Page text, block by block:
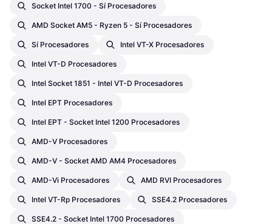
Socket Intel 1700 - Sí Procesadores
AMD Socket AM5 - Ryzen 5 - Sí Procesadores
Sí Procesadores Intel VT-X Procesadores
Intel VT-D Procesadores
Intel Socket 1851 - Intel VT-D Procesadores
Intel EPT Procesadores
Intel EPT - Socket Intel 1200 Procesadores
AMD-V Procesadores
AMD-V - Socket AMD AM4 Procesadores
AMD-Vi Procesadores AMD RVI Procesadores
Intel VT-Rp Procesadores SSE4.2 Procesadores
SSE4.2 - Socket Intel 1700 Procesadores